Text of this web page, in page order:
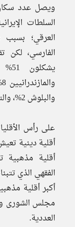
السلطات
العرقي؛ بسبب
الفارسي، لكن
والبلوش 2%، والتركمان 2%، وأعراق أخرى 1%.
على رأس
أقلية دينية
أقلية مذهبية
الفقهي الذي
أكبر أقلية
مجلس الشورى
العددية.